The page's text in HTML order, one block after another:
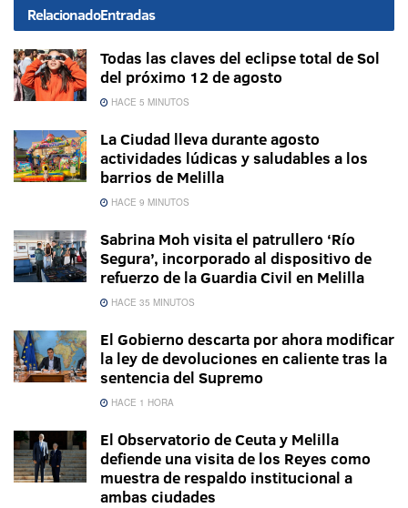
RelacionadoEntradas
Todas las claves del eclipse total de Sol
del próximo 12 de agosto
HACE 5 MINUTOS
La Ciudad lleva durante agosto
actividades lúdicas y saludables a los
barrios de Melilla
HACE 9 MINUTOS
Sabrina Moh visita el patrullero ‘Río
Segura’, incorporado al dispositivo de
refuerzo de la Guardia Civil en Melilla
HACE 35 MINUTOS
El Gobierno descarta por ahora modificar
la ley de devoluciones en caliente tras la
sentencia del Supremo
HACE 1 HORA
El Observatorio de Ceuta y Melilla
defiende una visita de los Reyes como
muestra de respaldo institucional a
ambas ciudades